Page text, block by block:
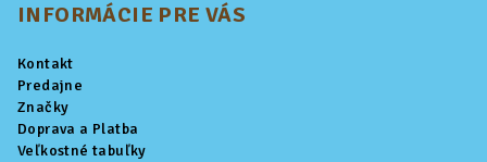
INFORMÁCIE PRE VÁS
Kontakt
Predajne
Značky
Doprava a Platba
Veľkostné tabuľky